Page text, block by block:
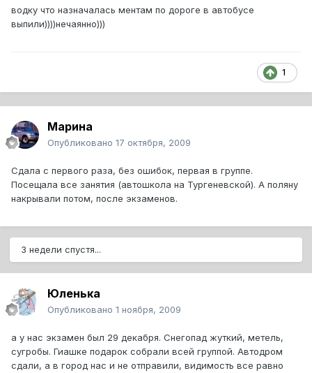
водку что назначалась ментам по дороге в автобусе
выпили))))нечаянно)))
1
Марина
Опубликовано 17 октября, 2009
Сдала с первого раза, без ошибок, первая в группе.
Посещала все занятия (автошкола на Тургеневской). А поляну
накрывали потом, после экзаменов.
3 недели спустя...
Юленька
Опубликовано 1 ноября, 2009
а у нас экзамен был 29 декабря. Снегопад жуткий, метель,
сугробы. Гиашке подарок собрали всей группой. Автодром
сдали, а в город нас и не отправили, видимость все равно